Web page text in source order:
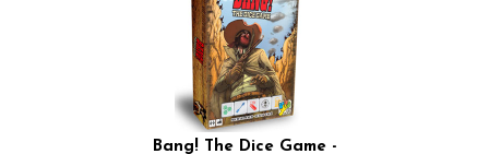
Bang! The Dice Game -